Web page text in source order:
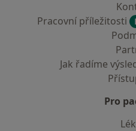
Pracovní příležitosti
Jak řadíme
Pro